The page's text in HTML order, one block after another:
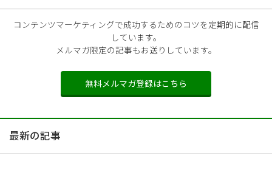
コンテンツマーケティングで成功するためのコツを定期的に配信
しています。
メルマガ限定の記事もお送りしています。
無料メルマガ登録はこちら
最新の記事